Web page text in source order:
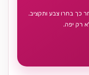
כך בחרו צבע ותקציב.
רק יפה.